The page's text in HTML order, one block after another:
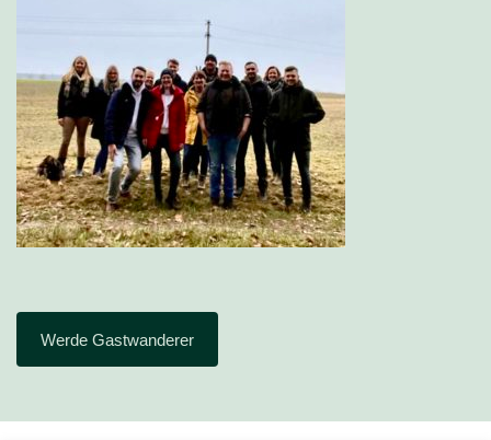
Werde Gastwanderer